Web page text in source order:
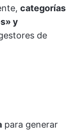
categorías
y
de
para generar